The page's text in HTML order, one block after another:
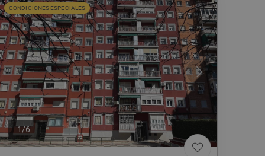
1/6
CONDICIONES ESPECIALES